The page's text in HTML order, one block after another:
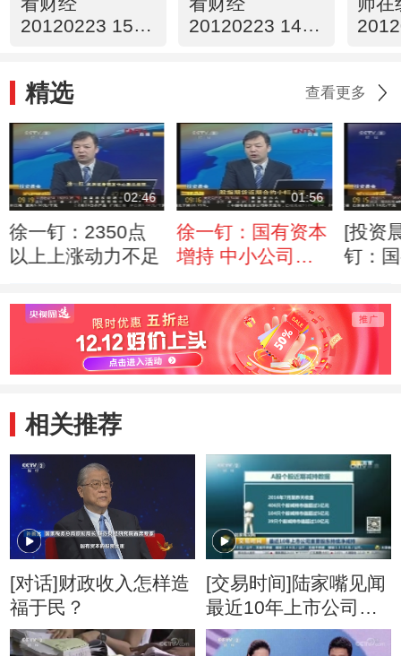
20120223 15：
20120223 14：
精选 查看更多
02:46
徐一钉：2350点
以上上涨动力不足
01:56
徐一钉：国有资本
增持 中小公司股
[投资
钉：
相关推荐
[对话]财政收入怎样造
福于民？
[交易时间]陆家嘴见闻
最近10年上市公司重
要股东持续净减持